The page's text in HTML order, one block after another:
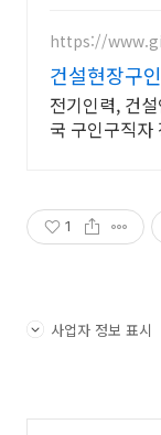
https://
건설현장구
전기인력, 건
국 구인구직자
1
사업자 정보 표시